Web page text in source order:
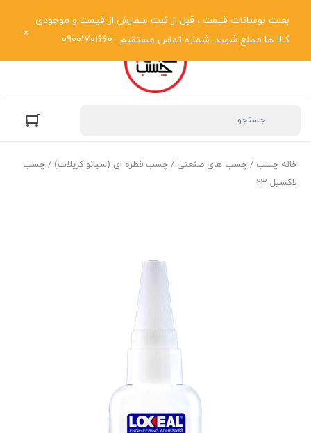
بعلت نوسانات قیمت ، قبل از ثبت سفارش از قیمت و موجودی
کالا ها مطلع شوید. شماره تماس مستقیم : 09001701660
خانه چسب / چسب های صنعتی / چسب قطره ای (سیانواکریلات) / چسب
لاکسیل 23